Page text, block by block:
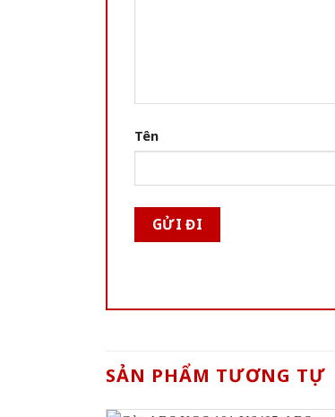
Tên
SẢN PHẨM TƯƠNG TỰ